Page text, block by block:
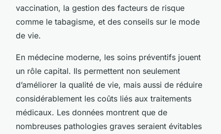
vaccination, la gestion des facteurs de risque
comme le tabagisme, et des conseils sur le mode
de vie.
En médecine moderne, les soins préventifs jouent
un rôle capital. Ils permettent non seulement
d’améliorer la qualité de vie, mais aussi de réduire
considérablement les coûts liés aux traitements
médicaux. Les données montrent que de
nombreuses pathologies graves seraient évitables